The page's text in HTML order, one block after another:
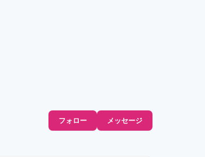
フォロー メッセージ